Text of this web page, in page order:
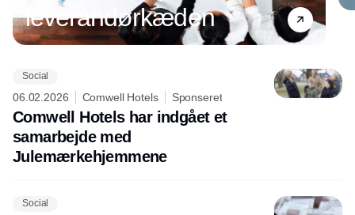
leverandørkæden
Social
06.02.2026 Comwell Hotels Sponseret
Comwell Hotels har indgået et
samarbejde med
Julemærkehjemmene
Social